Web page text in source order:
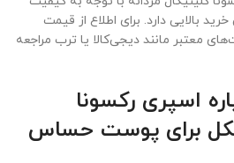
بالایی دارد. برای اطلاع از قیمت
معتبر مانند دیجی‌کالا یا ترب مراجعه
اسپری رکسونا
برای پوست حساس